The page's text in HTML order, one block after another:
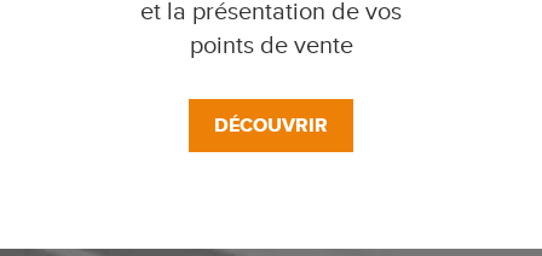
et la présentation de vos
points de vente
DÉCOUVRIR